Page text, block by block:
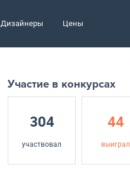
Дизайнеры Цены
Участие в конкурсах
304
участвовал
44
выиграл